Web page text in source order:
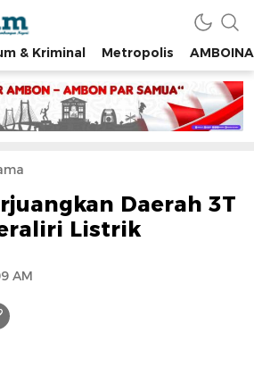
& Kriminal Metropolis AMBOINA
Daerah 3T
Listrik
AM